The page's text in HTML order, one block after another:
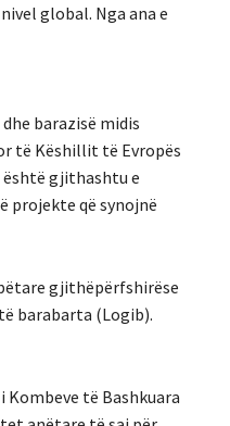
global. Nga ana e
barazisë midis
të Këshillit të Evropës
është gjithashtu e
projekte që synojnë
gjithëpërfshirëse
barabarta (Logib).
Kombeve të Bashkuara